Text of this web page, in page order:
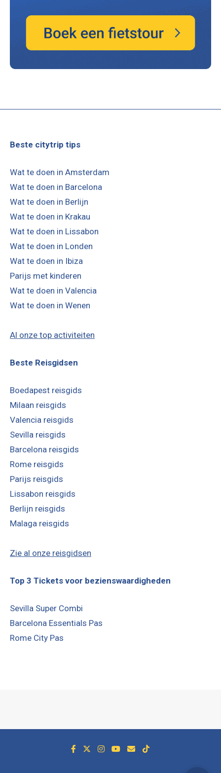
Beste citytrip tips
Wat te doen in Amsterdam
Wat te doen in Barcelona
Wat te doen in Berlijn
Wat te doen in Krakau
Wat te doen in Lissabon
Wat te doen in Londen
Wat te doen in Ibiza
Parijs met kinderen
Wat te doen in Valencia
Wat te doen in Wenen
Al onze top activiteiten
Beste Reisgidsen
Boedapest reisgids
Milaan reisgids
Valencia reisgids
Sevilla reisgids
Barcelona reisgids
Rome reisgids
Parijs reisgids
Lissabon reisgids
Berlijn reisgids
Malaga reisgids
Zie al onze reisgidsen
Top 3 Tickets voor bezienswaardigheden
Sevilla Super Combi
Barcelona Essentials Pas
Rome City Pas